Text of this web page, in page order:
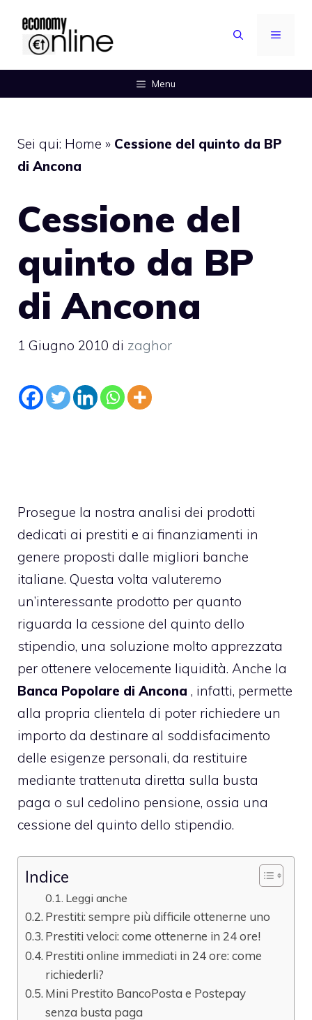
contenuto
MENU
Menu
Sei qui: Home » Cessione del quinto da BP
di Ancona
Cessione del
quinto da BP
di Ancona
1 Giugno 2010 di zaghor
Prosegue la nostra analisi dei prodotti
dedicati ai prestiti e ai finanziamenti in
genere proposti dalle migliori banche
italiane. Questa volta valuteremo
un’interessante prodotto per quanto
riguarda la cessione del quinto dello
stipendio, una soluzione molto apprezzata
per ottenere velocemente liquidità. Anche la
Banca Popolare di Ancona , infatti, permette
alla propria clientela di poter richiedere un
importo da destinare al soddisfacimento
delle esigenze personali, da restituire
mediante trattenuta diretta sulla busta
paga o sul cedolino pensione, ossia una
cessione del quinto dello stipendio.
Indice
Leggi anche
Prestiti: sempre più difficile ottenerne uno
Prestiti veloci: come ottenerne in 24 ore!
Prestiti online immediati in 24 ore: come
richiederli?
Mini Prestito BancoPosta e Postepay
senza busta paga